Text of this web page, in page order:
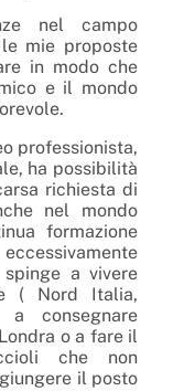
nel campo
mie proposte
in modo che
e il mondo
professionista,
ha possibilità
richiesta di
nel mondo
formazione
a vivere
( Nord Italia,
a consegnare
o a fare il
che non
il posto